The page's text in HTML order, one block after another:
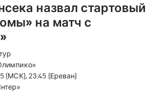
назвал стартовый
на матч с
(МСК), 23:45 (Ереван)